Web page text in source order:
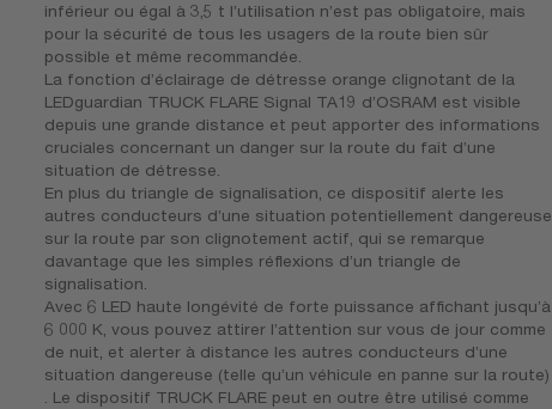
inférieur ou égal à 3,5 t l’utilisation n’est pas obligatoire, mais
pour la sécurité de tous les usagers de la route bien sûr
possible et même recommandée.
La fonction d’éclairage de détresse orange clignotant de la
LEDguardian TRUCK FLARE Signal TA19 d’OSRAM est visible
depuis une grande distance et peut apporter des informations
cruciales concernant un danger sur la route du fait d’une
situation de détresse.
En plus du triangle de signalisation, ce dispositif alerte les
autres conducteurs d’une situation potentiellement dangereuse
sur la route par son clignotement actif, qui se remarque
davantage que les simples réflexions d’un triangle de
signalisation.
Avec 6 LED haute longévité de forte puissance affichant jusqu’à
6 000 K, vous pouvez attirer l’attention sur vous de jour comme
de nuit, et alerter à distance les autres conducteurs d’une
situation dangereuse (telle qu’un véhicule en panne sur la route)
. Le dispositif TRUCK FLARE peut en outre être utilisé comme